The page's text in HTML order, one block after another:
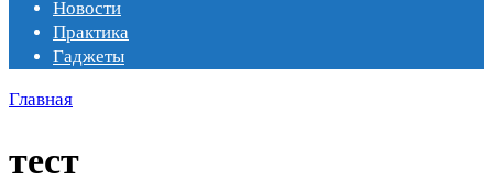
Новости
Практика
Гаджеты
Главная
тест